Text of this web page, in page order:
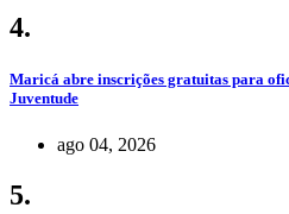
4.
Maricá abre inscrições gratuitas para
Juventude
ago 04, 2026
5.